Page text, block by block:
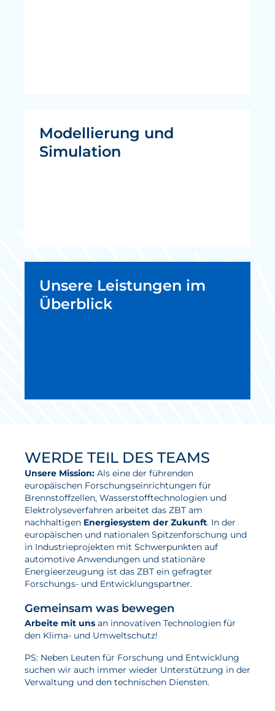
Modellierung und
Simulation
Unsere Leistungen im
Überblick
WERDE TEIL DES TEAMS
Unsere Mission: Als eine der führenden
europäischen Forschungseinrichtungen für
Brennstoffzellen, Wasserstofftechnologien und
Elektrolyseverfahren arbeitet das ZBT am
nachhaltigen Energiesystem der Zukunft. In der
europäischen und nationalen Spitzenforschung und
in Industrieprojekten mit Schwerpunkten auf
automotive Anwendungen und stationäre
Energieerzeugung ist das ZBT ein gefragter
Forschungs- und Entwicklungspartner.
Gemeinsam was bewegen
Arbeite mit uns an innovativen Technologien für
den Klima- und Umweltschutz!
PS: Neben Leuten für Forschung und Entwicklung
suchen wir auch immer wieder Unterstützung in der
Verwaltung und den technischen Diensten.